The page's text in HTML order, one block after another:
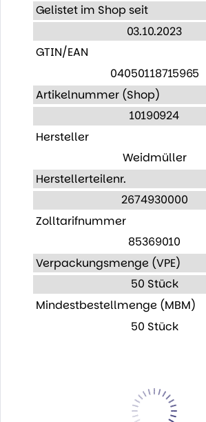
Gelistet im Shop seit
03.10.2023
GTIN/EAN
04050118715965
Artikelnummer (Shop)
10190924
Hersteller
Weidmüller
Herstellerteilenr.
2674930000
Zolltarifnummer
85369010
Verpackungsmenge (VPE)
50 Stück
Mindestbestellmenge (MBM)
50 Stück